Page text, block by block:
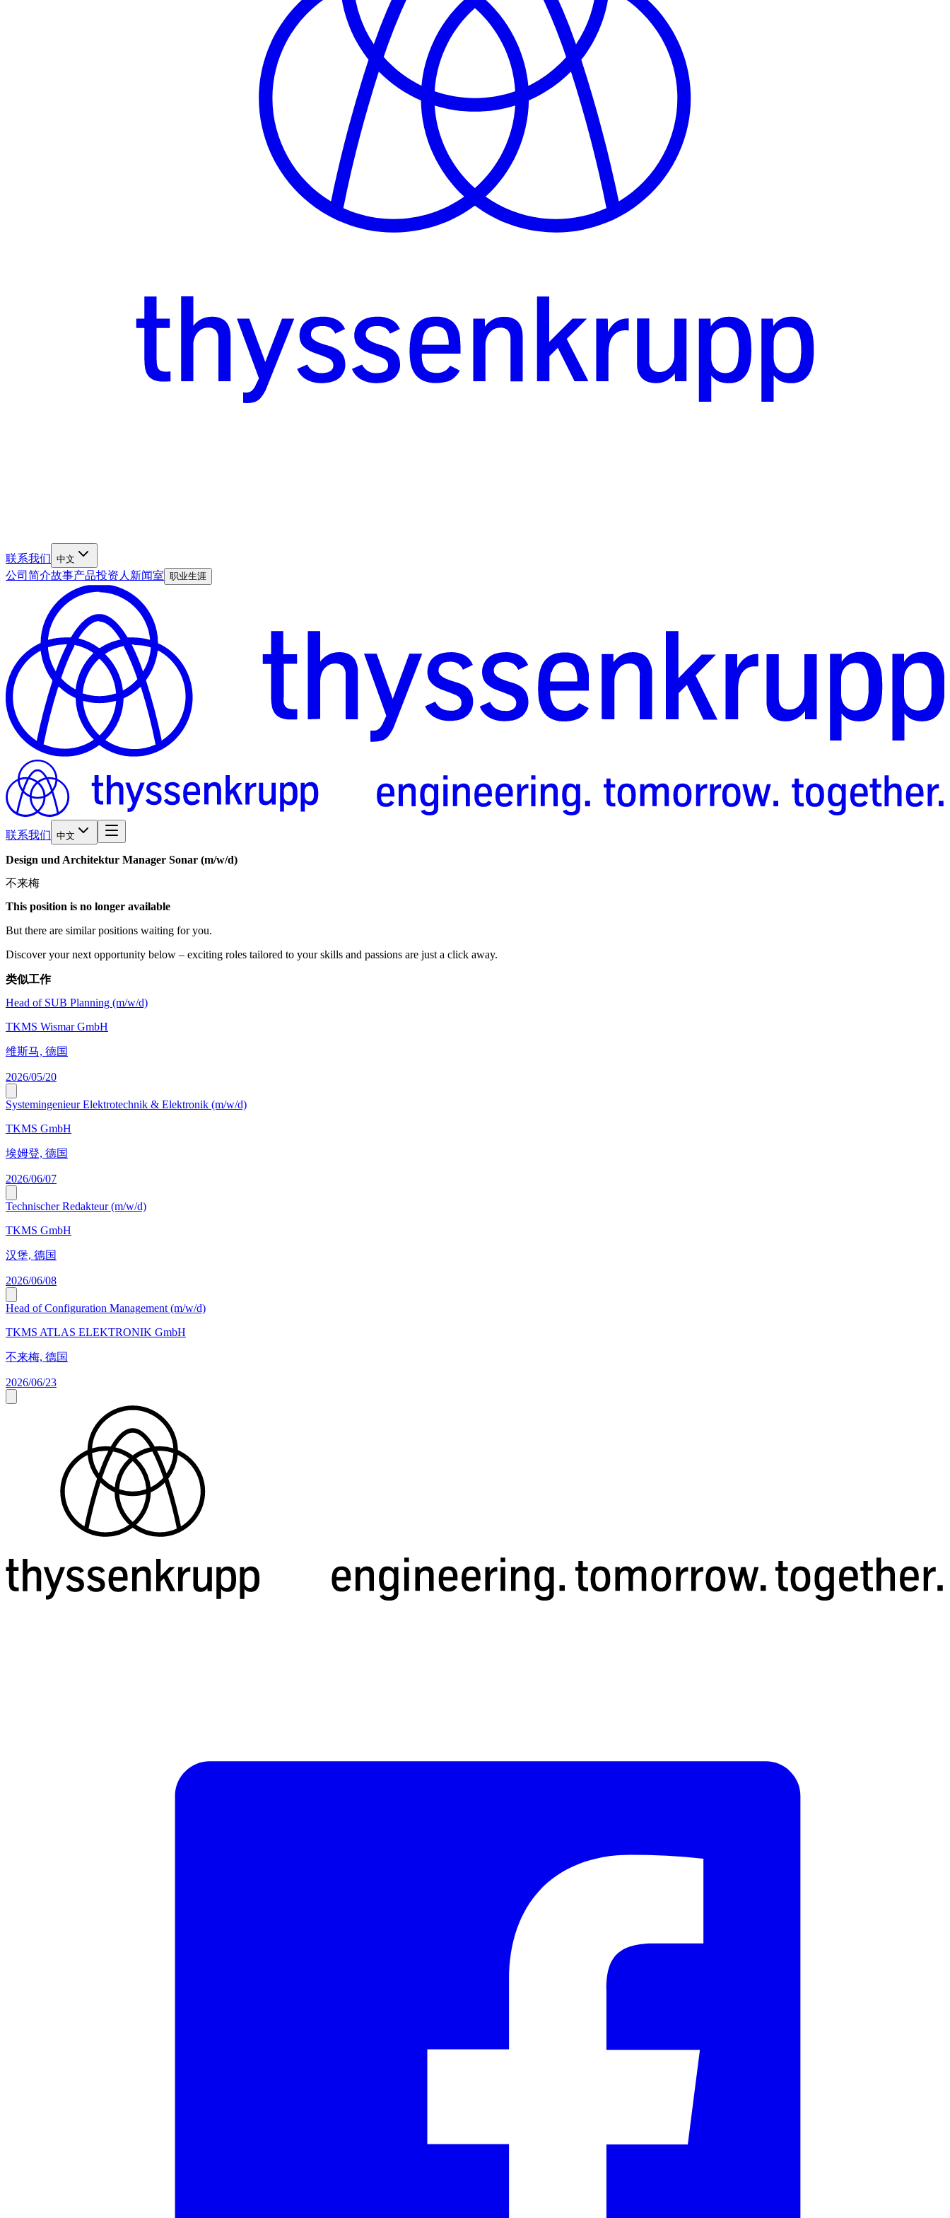
联系我们 中文
公司简介故事产品投资人新闻室 职业生涯
联系我们 中文
Design und Architektur Manager Sonar (m/w/d)
不来梅
This position is no longer available
But there are similar positions waiting for you.
Discover your next opportunity below – exciting roles tailored to your skills and passions are just a click away.
类似工作
Head of SUB Planning (m/w/d)
TKMS Wismar GmbH
维斯马, 德国
2026/05/20
Systemingenieur Elektrotechnik & Elektronik (m/w/d)
TKMS GmbH
埃姆登, 德国
2026/06/07
Technischer Redakteur (m/w/d)
TKMS GmbH
汉堡, 德国
2026/06/08
Head of Configuration Management (m/w/d)
TKMS ATLAS ELEKTRONIK GmbH
不来梅, 德国
2026/06/23